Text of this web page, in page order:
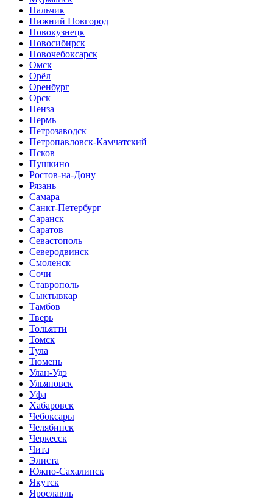
Нальчик
Нижний Новгород
Новокузнецк
Новосибирск
Новочебоксарск
Омск
Орёл
Оренбург
Орск
Пенза
Пермь
Петрозаводск
Петропавловск-Камчатский
Псков
Пушкино
Ростов-на-Дону
Рязань
Самара
Санкт-Петербург
Саранск
Саратов
Севастополь
Северодвинск
Смоленск
Сочи
Ставрополь
Сыктывкар
Тамбов
Тверь
Тольятти
Томск
Тула
Тюмень
Улан-Удэ
Ульяновск
Уфа
Хабаровск
Чебоксары
Челябинск
Черкесск
Чита
Элиста
Южно-Сахалинск
Якутск
Ярославль